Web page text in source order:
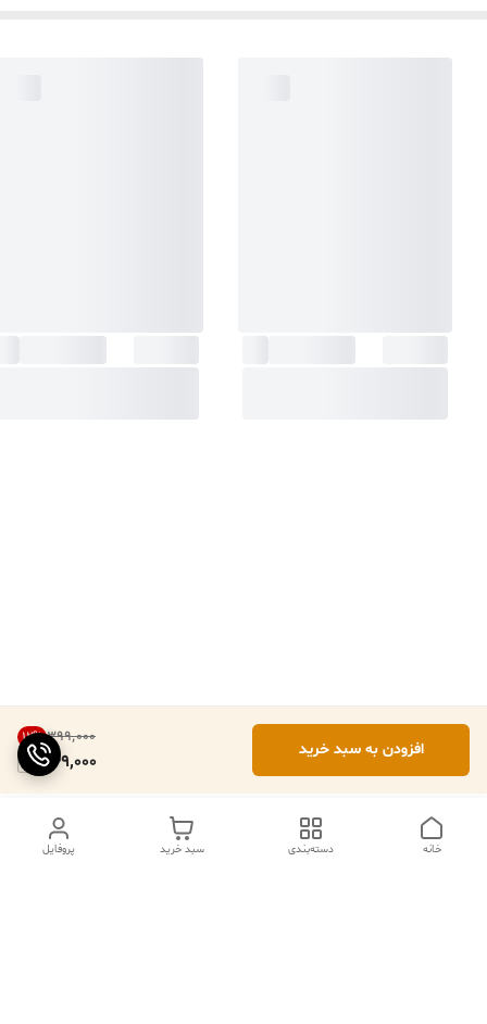
۳۹۹٬۰۰۰ 12%
349,000
افزودن به سبد خرید
پروفایل سبد خرید دسته‌بندی خانه